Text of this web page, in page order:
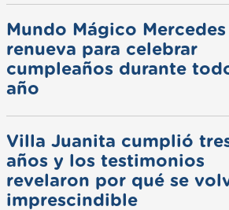
Mundo Mágico Mercedes
renueva para celebrar
cumpleaños durante
año
Villa Juanita cumplió
años y los testimonios
revelaron por qué se
imprescindible